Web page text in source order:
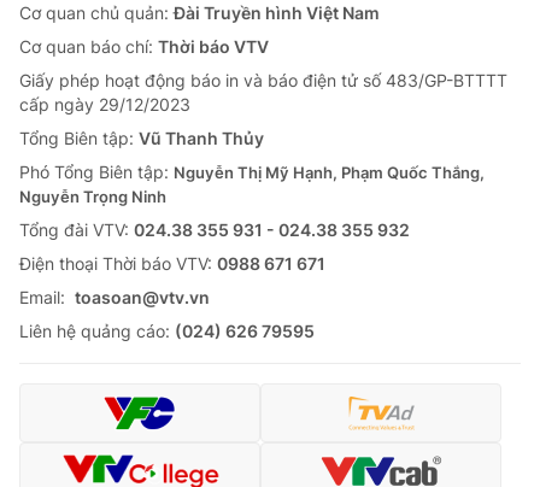
Cơ quan chủ quản:Đài Truyền hình Việt Nam
Cơ quan báo chí: Thời báo VTV
Giấy phép hoạt động báo in và báo điện tử số 483/GP-BTTTT
cấp ngày 29/12/2023
Tổng Biên tập: Vũ Thanh Thủy
Phó Tổng Biên tập: Nguyễn Thị Mỹ Hạnh, Phạm Quốc Thắng,
Nguyễn Trọng Ninh
Tổng đài VTV: 024.38 355 931 - 024.38 355 932
Ðiện thoại Thời báo VTV: 0988 671 671
Email: toasoan@vtv.vn
Liên hệ quảng cáo: (024) 626 79595